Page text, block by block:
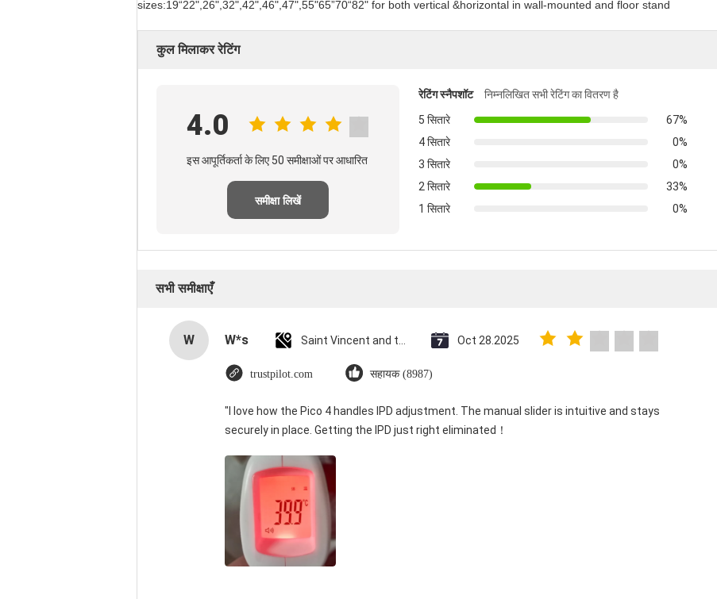
sizes:19“22",26",32",42",46",47",55"65”70“82" for both vertical &horizontal in wall-mounted and floor stand
कुल मिलाकर रेटिंग
4.0
इस आपूर्तिकर्ता के लिए 50 समीक्षाओं पर आधारित
समीक्षा लिखें
रेटिंग स्नैपशॉट
निम्नलिखित सभी रेटिंग का वितरण है
5 सितारे
67%
4 सितारे
0%
3 सितारे
0%
2 सितारे
33%
1 सितारे
0%
सभी समीक्षाएँ
W W*s Oct 28.2025
trustpilot.com सहायक (8987)
"I love how the Pico 4 handles IPD adjustment. The manual slider is intuitive and stays
securely in place. Getting the IPD just right eliminated！